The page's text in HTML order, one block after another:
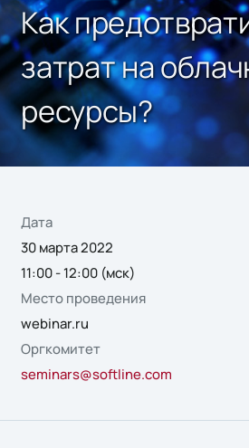
Как
затрат на
ресурсы?
Дата
30 марта 2022
11:00 - 12:00 (мск)
Место проведения
webinar.ru
Оргкомитет
seminars@softline.com